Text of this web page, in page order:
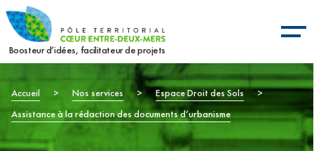
Aller
au
contenu
Boosteur d’idées, facilitateur de projets
Fil
d'Ariane
Accueil > Nos services > Espace Droit des Sols
>
Assistance à la rédaction des documents d’urbanisme
Panneau de gestion des cookies